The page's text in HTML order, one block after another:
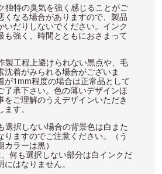
独特の臭気を強く感じることがご
くなる場合がありますので、製品
いだりしないでください。インク
も強く、時間とともにおさまって
製工程上避けられない黒点や、毛
沈着がみられる場合がございま
が1mm程度の場合は正常品として
了承下さい。色の薄いデザインほ
をご理解のうえデザインいただき
す。
選択しない場合の背景色は白また
りますのでご注意ください。（う
ラーは黒）
何も選択しない部分は白インクだ
はなりません。